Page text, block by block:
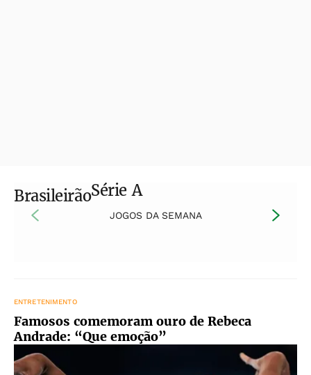
BrasileirãoSérie A
JOGOS DA SEMANA
ENTRETENIMENTO
Famosos comemoram ouro de Rebeca
Andrade: “Que emoção”